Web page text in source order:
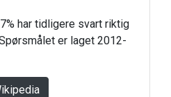
har tidligere svart riktig
er laget 2012-